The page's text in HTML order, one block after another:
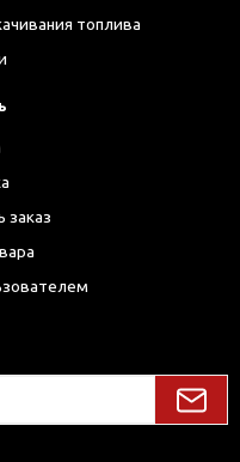
топлива
заказ